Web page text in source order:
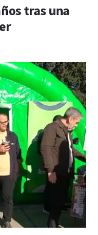
tras una